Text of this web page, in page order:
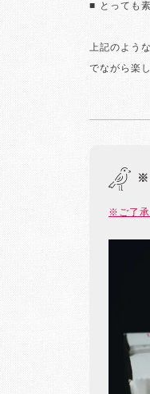
■ とっても
上記のよう
でながら楽
※
※ご了承